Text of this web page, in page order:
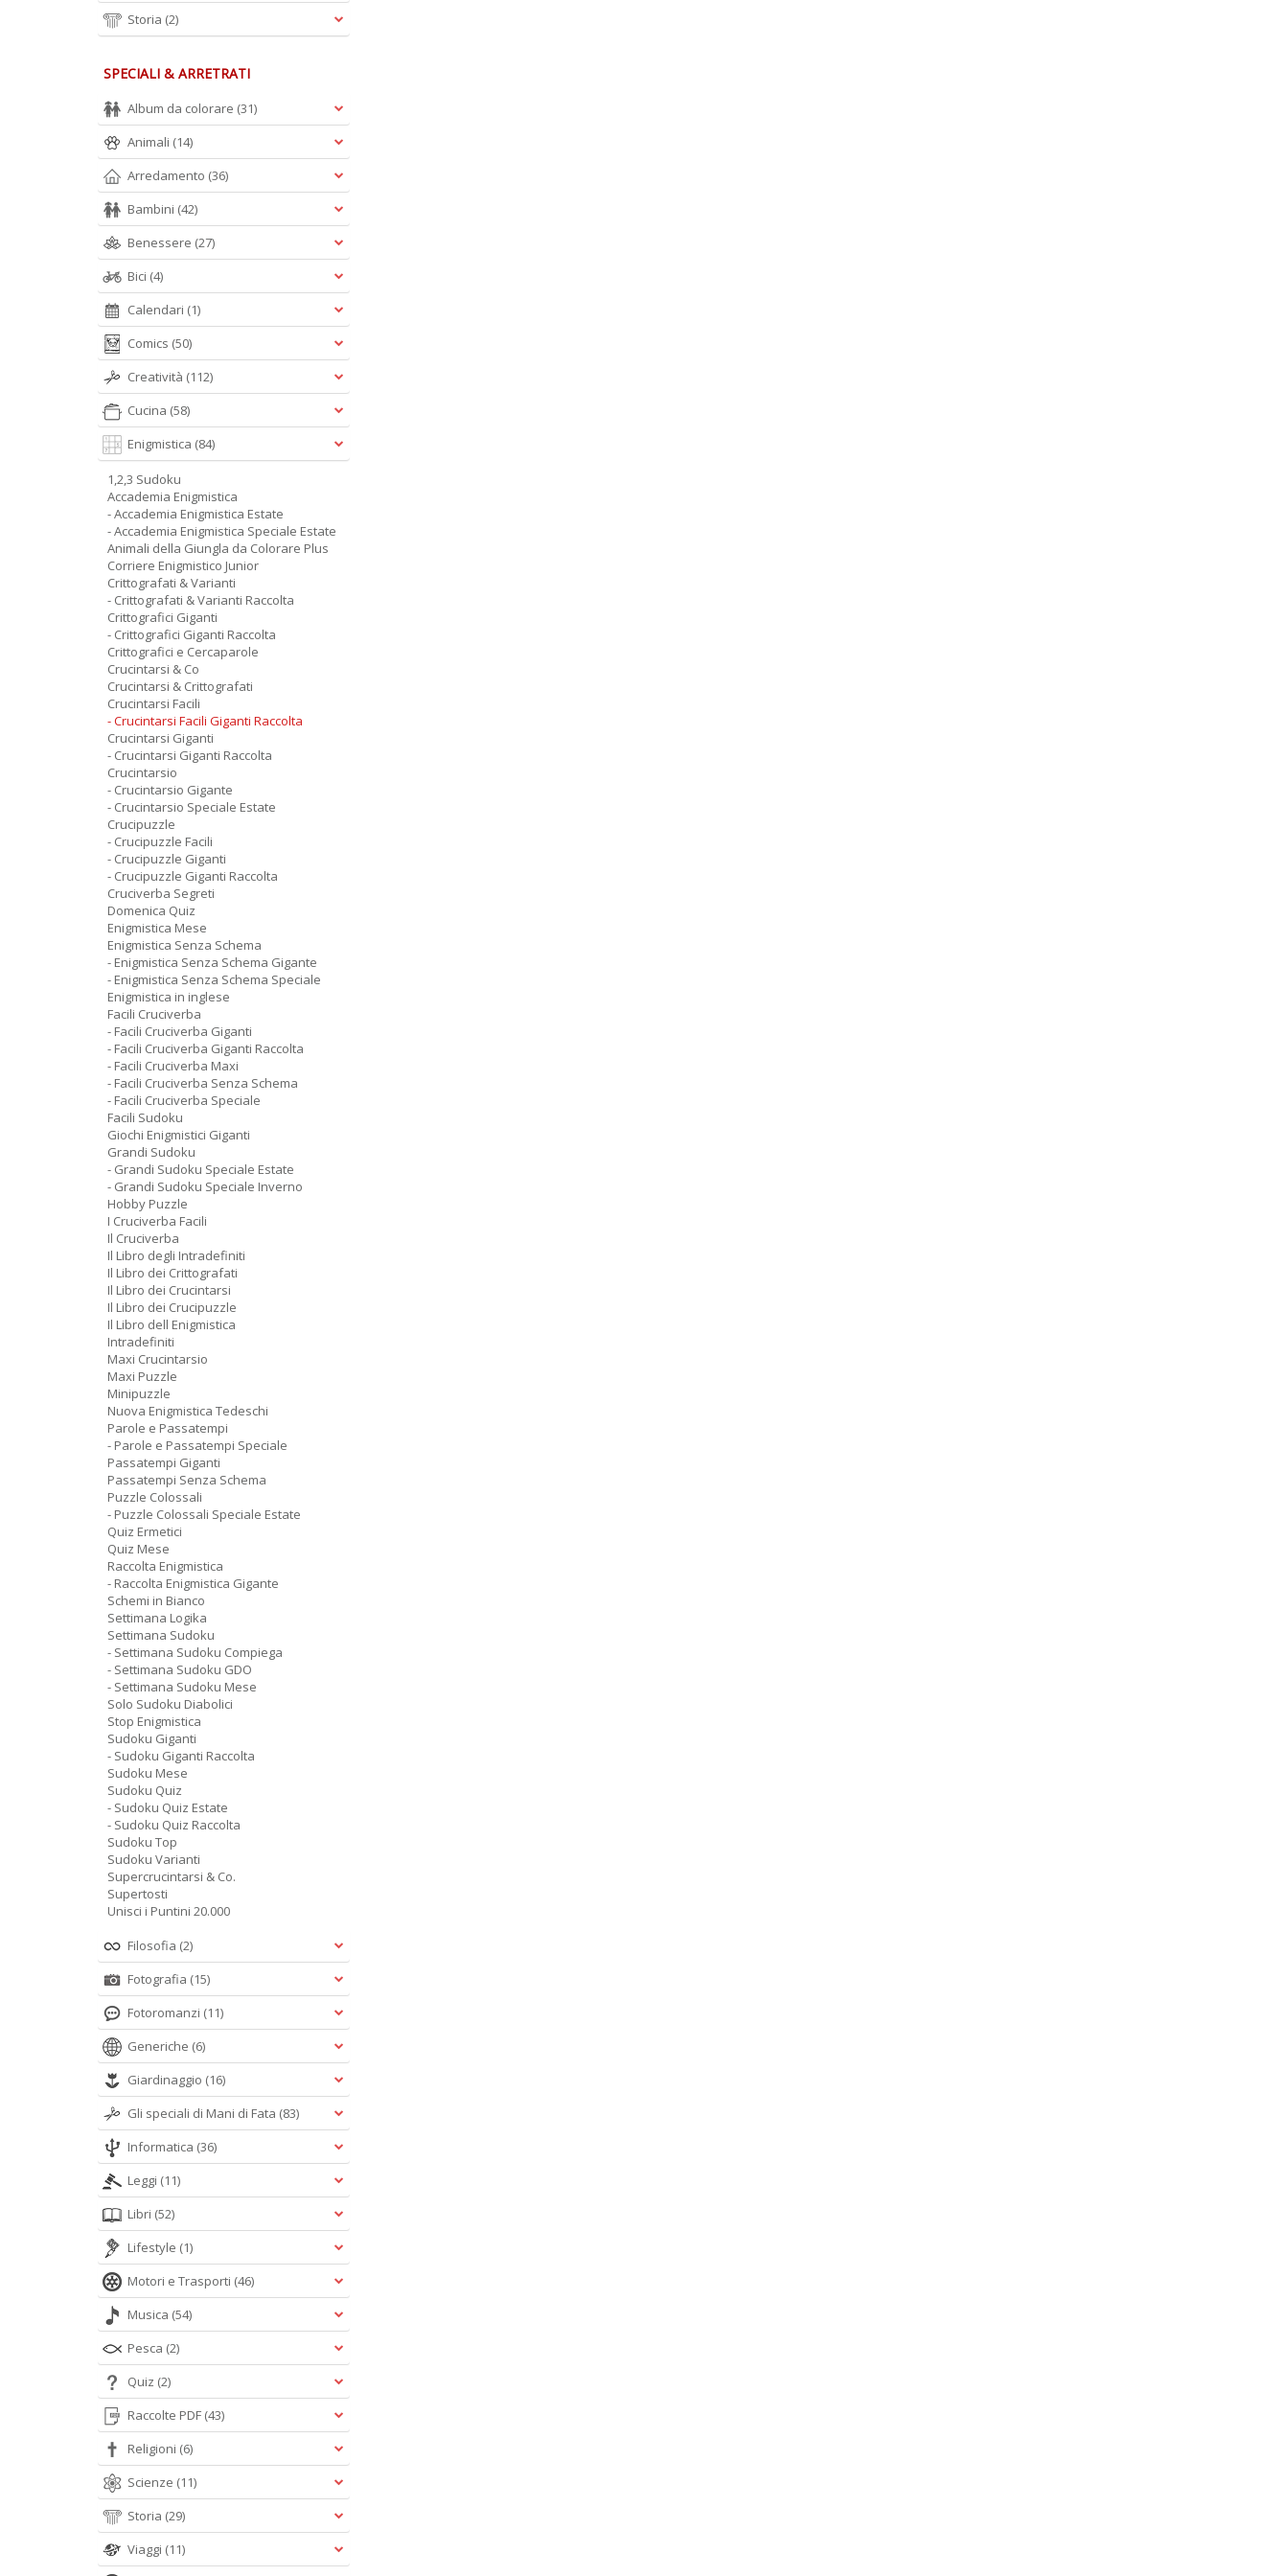
Storia (2)
SPECIALI & ARRETRATI
Album da colorare (31)
Animali (14)
Arredamento (36)
Bambini (42)
Benessere (27)
Bici (4)
Calendari (1)
Comics (50)
Creatività (112)
Cucina (58)
Enigmistica (84)
1,2,3 Sudoku
Accademia Enigmistica
- Accademia Enigmistica Estate
- Accademia Enigmistica Speciale Estate
Animali della Giungla da Colorare Plus
Corriere Enigmistico Junior
Crittografati & Varianti
- Crittografati & Varianti Raccolta
Crittografici Giganti
- Crittografici Giganti Raccolta
Crittografici e Cercaparole
Crucintarsi & Co
Crucintarsi & Crittografati
Crucintarsi Facili
- Crucintarsi Facili Giganti Raccolta
Crucintarsi Giganti
- Crucintarsi Giganti Raccolta
Crucintarsio
- Crucintarsio Gigante
- Crucintarsio Speciale Estate
Crucipuzzle
- Crucipuzzle Facili
- Crucipuzzle Giganti
- Crucipuzzle Giganti Raccolta
Cruciverba Segreti
Domenica Quiz
Enigmistica Mese
Enigmistica Senza Schema
- Enigmistica Senza Schema Gigante
- Enigmistica Senza Schema Speciale
Enigmistica in inglese
Facili Cruciverba
- Facili Cruciverba Giganti
- Facili Cruciverba Giganti Raccolta
- Facili Cruciverba Maxi
- Facili Cruciverba Senza Schema
- Facili Cruciverba Speciale
Facili Sudoku
Giochi Enigmistici Giganti
Grandi Sudoku
- Grandi Sudoku Speciale Estate
- Grandi Sudoku Speciale Inverno
Hobby Puzzle
I Cruciverba Facili
Il Cruciverba
Il Libro degli Intradefiniti
Il Libro dei Crittografati
Il Libro dei Crucintarsi
Il Libro dei Crucipuzzle
Il Libro dell Enigmistica
Intradefiniti
Maxi Crucintarsio
Maxi Puzzle
Minipuzzle
Nuova Enigmistica Tedeschi
Parole e Passatempi
- Parole e Passatempi Speciale
Passatempi Giganti
Passatempi Senza Schema
Puzzle Colossali
- Puzzle Colossali Speciale Estate
Quiz Ermetici
Quiz Mese
Raccolta Enigmistica
- Raccolta Enigmistica Gigante
Schemi in Bianco
Settimana Logika
Settimana Sudoku
- Settimana Sudoku Compiega
- Settimana Sudoku GDO
- Settimana Sudoku Mese
Solo Sudoku Diabolici
Stop Enigmistica
Sudoku Giganti
- Sudoku Giganti Raccolta
Sudoku Mese
Sudoku Quiz
- Sudoku Quiz Estate
- Sudoku Quiz Raccolta
Sudoku Top
Sudoku Varianti
Supercrucintarsi & Co.
Supertosti
Unisci i Puntini 20.000
Filosofia (2)
Fotografia (15)
Fotoromanzi (11)
Generiche (6)
Giardinaggio (16)
Gli speciali di Mani di Fata (83)
Informatica (36)
Leggi (11)
Libri (52)
Lifestyle (1)
Motori e Trasporti (46)
Musica (54)
Pesca (2)
Quiz (2)
Raccolte PDF (43)
Religioni (6)
Scienze (11)
Storia (29)
Viaggi (11)